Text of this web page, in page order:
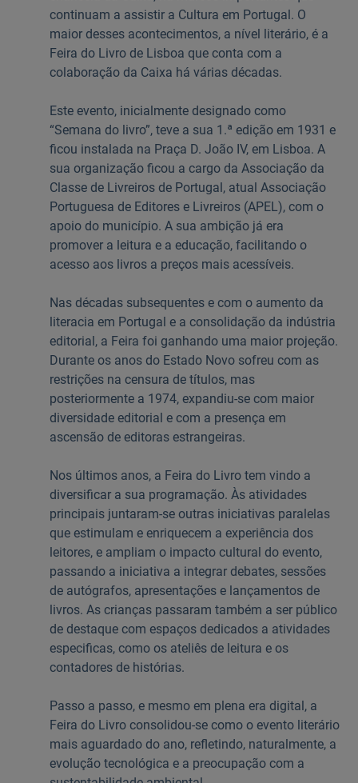
continuam a assistir a Cultura em Portugal. O
maior desses acontecimentos, a nível literário, é a
Feira do Livro de Lisboa que conta com a
colaboração da Caixa há várias décadas.
Este evento, inicialmente designado como
“Semana do livro”, teve a sua 1.ª edição em 1931 e
ficou instalada na Praça D. João IV, em Lisboa. A
sua organização ficou a cargo da Associação da
Classe de Livreiros de Portugal, atual Associação
Portuguesa de Editores e Livreiros (APEL), com o
apoio do município. A sua ambição já era
promover a leitura e a educação, facilitando o
acesso aos livros a preços mais acessíveis.
Nas décadas subsequentes e com o aumento da
literacia em Portugal e a consolidação da indústria
editorial, a Feira foi ganhando uma maior projeção.
Durante os anos do Estado Novo sofreu com as
restrições na censura de títulos, mas
posteriormente a 1974, expandiu-se com maior
diversidade editorial e com a presença em
ascensão de editoras estrangeiras.
Nos últimos anos, a Feira do Livro tem vindo a
diversificar a sua programação. Às atividades
principais juntaram-se outras iniciativas paralelas
que estimulam e enriquecem a experiência dos
leitores, e ampliam o impacto cultural do evento,
passando a iniciativa a integrar debates, sessões
de autógrafos, apresentações e lançamentos de
livros. As crianças passaram também a ser público
de destaque com espaços dedicados a atividades
especificas, como os ateliês de leitura e os
contadores de histórias.
Passo a passo, e mesmo em plena era digital, a
Feira do Livro consolidou-se como o evento literário
mais aguardado do ano, refletindo, naturalmente, a
evolução tecnológica e a preocupação com a